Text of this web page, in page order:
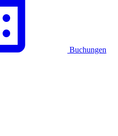
Buchungen